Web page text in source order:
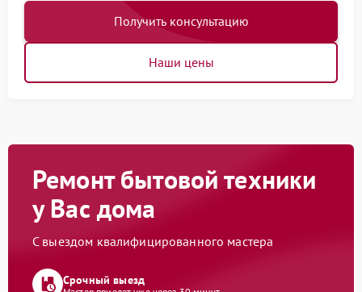
Получить консультацию
Наши цены
Ремонт бытовой техники
у Вас дома
С выездом квалифицированного мастера
Срочный выезд